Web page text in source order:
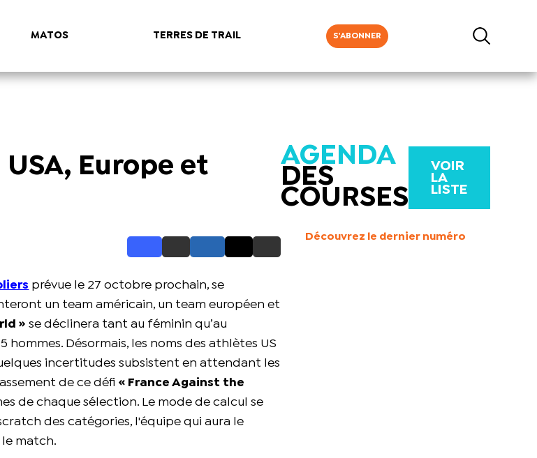
MATOS TERRES DE TRAIL S'ABONNER
Europe et
prévue le 27 octobre prochain, se
un team américain, un team européen et
» se déclinera tant au féminin qu’au
Désormais, les noms des athlètes US
incertitudes subsistent en attendant les
de ce défi « France Against the
de chaque sélection. Le mode de calcul se
des catégories, l'équipe qui aura le
le match.
AGENDA
DES
COURSES
VOIR
LA
LISTE
Découvrez le dernier numéro